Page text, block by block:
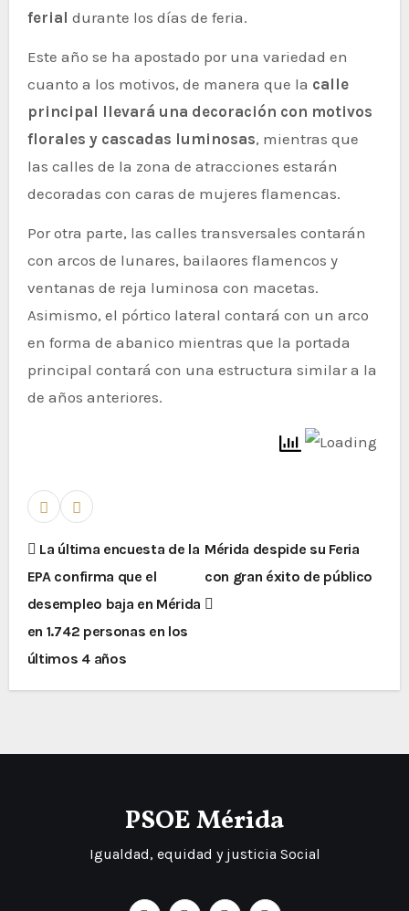
ferial durante los días de feria.
Este año se ha apostado por una variedad en
cuanto a los motivos, de manera que la calle
principal llevará una decoración con motivos
florales y cascadas luminosas, mientras que
las calles de la zona de atracciones estarán
decoradas con caras de mujeres flamencas.
Por otra parte, las calles transversales contarán
con arcos de lunares, bailaores flamencos y
ventanas de reja luminosa con macetas.
Asimismo, el pórtico lateral contará con un arco
en forma de abanico mientras que la portada
principal contará con una estructura similar a la
de años anteriores.
La última encuesta de la
EPA confirma que el
desempleo baja en Mérida
en 1.742 personas en los
últimos 4 años
Mérida despide su Feria
con gran éxito de público
PSOE Mérida
Igualdad, equidad y justicia Social